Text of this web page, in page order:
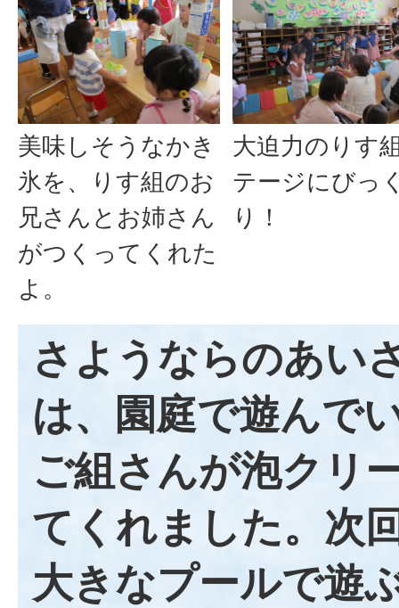
美味しそうなかき
氷を、りす組のお
兄さんとお姉さん
がつくってくれた
よ。
大迫力のりす
テージにびっ
り！
さようならのあい
は、園庭で遊んで
ご組さんが泡クリ
てくれました。次
大きなプールで遊